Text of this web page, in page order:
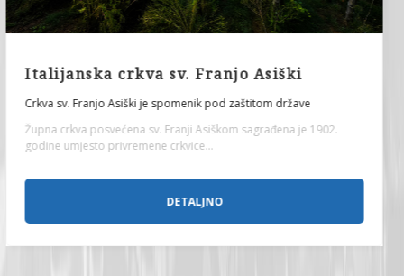
Rimske terme - lokalitet "Zidine"
Arhitektonski ostaci potiču iz perioda od I do IV vijeka.
Arhitektonski ostaci građevine na lokalitetu „Zidine“, temelji
nekadašnjeg rimskog javnog kupatila...
DETALJNO